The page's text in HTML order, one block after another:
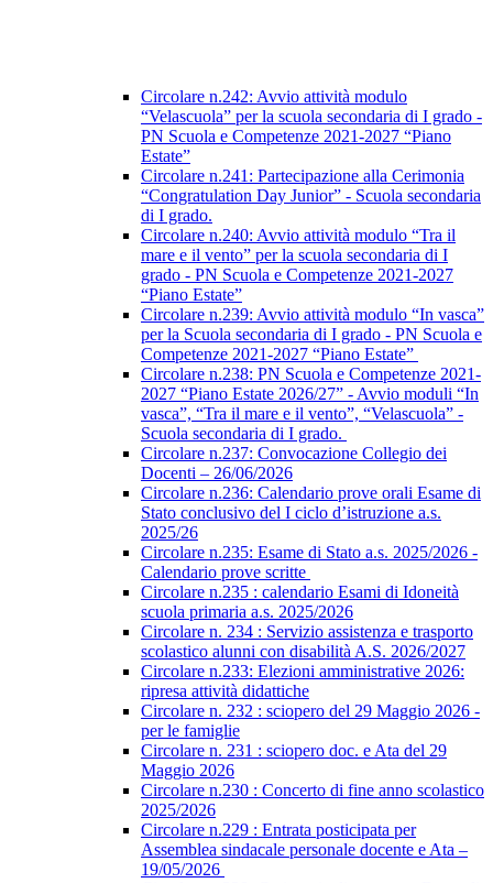
Circolare n.242: Avvio attività modulo
“Velascuola” per la scuola secondaria di I grado -
PN Scuola e Competenze 2021-2027 “Piano
Estate”
Circolare n.241: Partecipazione alla Cerimonia
“Congratulation Day Junior” - Scuola secondaria
di I grado.
Circolare n.240: Avvio attività modulo “Tra il
mare e il vento” per la scuola secondaria di I
grado - PN Scuola e Competenze 2021-2027
“Piano Estate”
Circolare n.239: Avvio attività modulo “In vasca”
per la Scuola secondaria di I grado - PN Scuola e
Competenze 2021-2027 “Piano Estate”
Circolare n.238: PN Scuola e Competenze 2021-
2027 “Piano Estate 2026/27” - Avvio moduli “In
vasca”, “Tra il mare e il vento”, “Velascuola” -
Scuola secondaria di I grado.
Circolare n.237: Convocazione Collegio dei
Docenti – 26/06/2026
Circolare n.236: Calendario prove orali Esame di
Stato conclusivo del I ciclo d’istruzione a.s.
2025/26
Circolare n.235: Esame di Stato a.s. 2025/2026 -
Calendario prove scritte
Circolare n.235 : calendario Esami di Idoneità
scuola primaria a.s. 2025/2026
Circolare n. 234 : Servizio assistenza e trasporto
scolastico alunni con disabilità A.S. 2026/2027
Circolare n.233: Elezioni amministrative 2026:
ripresa attività didattiche
Circolare n. 232 : sciopero del 29 Maggio 2026 -
per le famiglie
Circolare n. 231 : sciopero doc. e Ata del 29
Maggio 2026
Circolare n.230 : Concerto di fine anno scolastico
2025/2026
Circolare n.229 : Entrata posticipata per
Assemblea sindacale personale docente e Ata –
19/05/2026